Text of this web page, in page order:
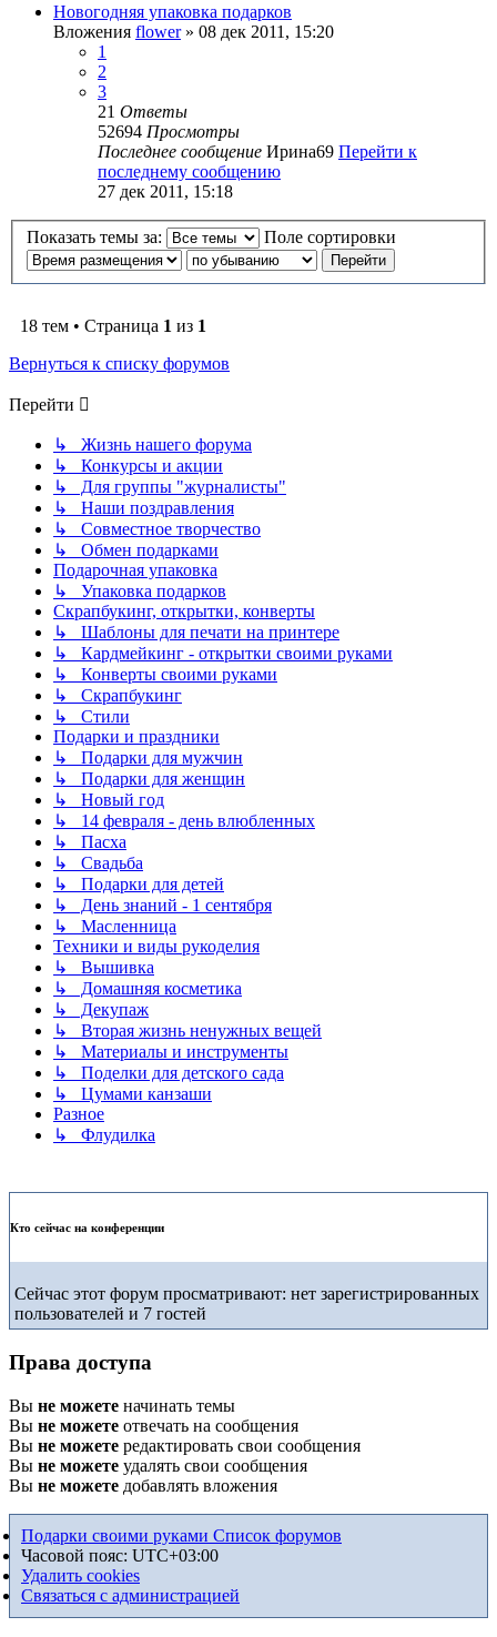
Новогодняя упаковка подарков
Вложения flower» 08 дек 2011, 15:20
1
2
3
21 Ответы
52694 Просмотры
Последнее сообщение Ирина69 Перейти к
последнему сообщению
27 дек 2011, 15:18
Показать темы за: Поле сортировки
18 тем • Страница 1 из 1
Вернуться к списку форумов
Перейти
↳ Жизнь нашего форума
↳ Конкурсы и акции
↳ Для группы "журналисты"
↳ Наши поздравления
↳ Совместное творчество
↳ Обмен подарками
Подарочная упаковка
↳ Упаковка подарков
Скрапбукинг, открытки, конверты
↳ Шаблоны для печати на принтере
↳ Кардмейкинг - открытки своими руками
↳ Конверты своими руками
↳ Скрапбукинг
↳ Стили
Подарки и праздники
↳ Подарки для мужчин
↳ Подарки для женщин
↳ Новый год
↳ 14 февраля - день влюбленных
↳ Пасха
↳ Свадьба
↳ Подарки для детей
↳ День знаний - 1 сентября
↳ Масленница
Техники и виды рукоделия
↳ Вышивка
↳ Домашняя косметика
↳ Декупаж
↳ Вторая жизнь ненужных вещей
↳ Материалы и инструменты
↳ Поделки для детского сада
↳ Цумами канзаши
Разное
↳ Флудилка
Кто сейчас на конференции
Сейчас этот форум просматривают: нет зарегистрированных
пользователей и 7 гостей
Права доступа
Вы не можете начинать темы
Вы не можете отвечать на сообщения
Вы не можете редактировать свои сообщения
Вы не можете удалять свои сообщения
Вы не можете добавлять вложения
Подарки своими руками Список форумов
Часовой пояс: UTC+03:00
Удалить cookies
Связаться с администрацией